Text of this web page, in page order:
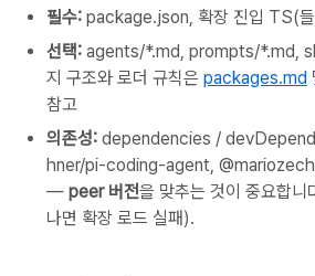
필수: package.json, 확장 진입 TS(
선택: agents/*.md, prompts/*.md,
지 구조와 로더 규칙은 packages.md
참고
의존성: dependencies /
hner/pi-coding-agent,
— peer 버전을 맞추는 것이 중요합니
나면 확장 로드 실패).